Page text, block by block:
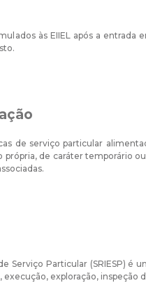
às EIIEL após a
de serviço particular
própria, de caráter temporário
Serviço Particular (SRIESP)
exploração, inspeção